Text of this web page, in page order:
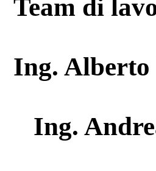
Team di
Ing. Alberto
Ing.